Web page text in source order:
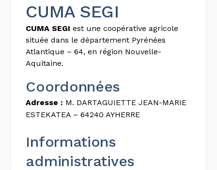
CUMA SEGI
CUMA SEGI est une coopérative agricole
située dans le département Pyrénées
Atlantique – 64, en région Nouvelle-
Aquitaine.
Coordonnées
Adresse : M. DARTAGUIETTE JEAN-MARIE
ESTEKATEA – 64240 AYHERRE
Informations
administratives